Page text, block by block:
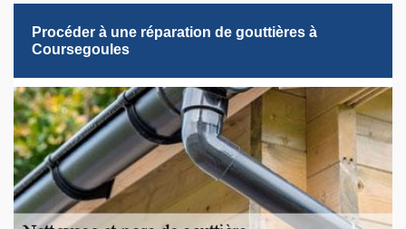
Procéder à une réparation de gouttières à
Coursegoules